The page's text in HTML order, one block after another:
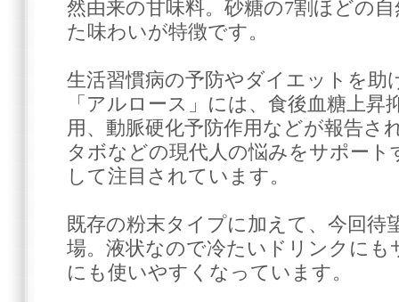
然由来の甘味料。砂糖の7割ほどの
た味わいが特徴です。
生活習慣病の予防やダイエットを助
「アルロース」には、食後血糖上昇
用、動脈硬化予防作用などが報告さ
タボなどの現代人の悩みをサポート
して注目されています。
既存の粉末タイプに加えて、今回待
場。液状なので冷たいドリンクにも
にも使いやすくなっています。